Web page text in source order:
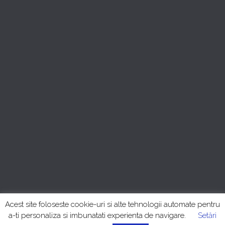
Acest site foloseste cookie-uri si alte tehnologii automate pentru
a-ti personaliza si imbunatati experienta de navigare.
Setări